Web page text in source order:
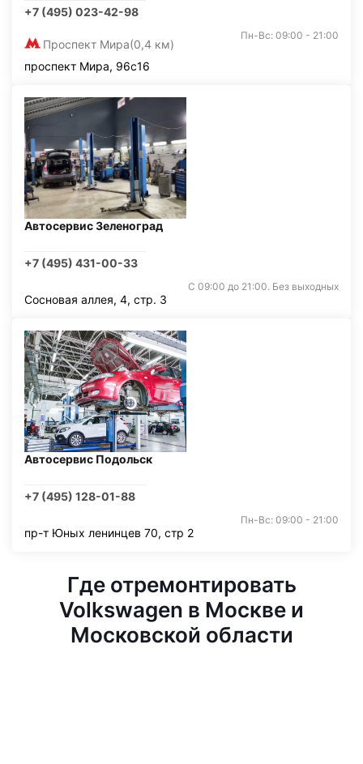
+7 (495) 023-42-98
Проспект Мира(0,4 км)
Пн-Вс: 09:00 - 21:00
проспект Мира, 96с16
Автосервис Зеленоград
+7 (495) 431-00-33
С 09:00 до 21:00. Без выходных
Сосновая аллея, 4, стр. 3
Автосервис Подольск
+7 (495) 128-01-88
Пн-Вс: 09:00 - 21:00
пр-т Юных ленинцев 70, стр 2
Где отремонтировать
Volkswagen в Москве и
Московской области